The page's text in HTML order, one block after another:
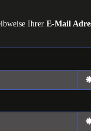
Ihrer E-Mail